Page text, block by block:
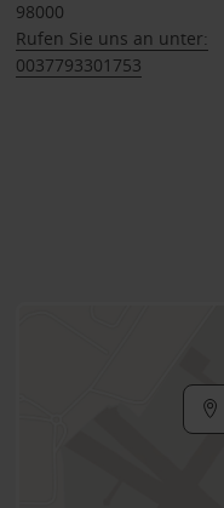
98000
Rufen Sie uns an unter:
0037793301753